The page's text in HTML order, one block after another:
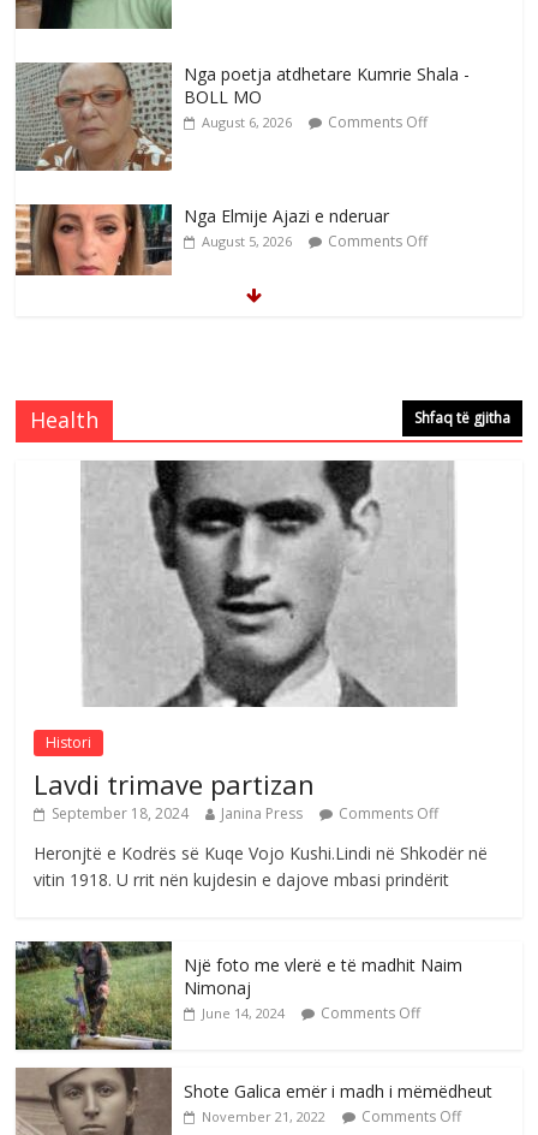
Nga poetja atdhetare Kumrie Shala -
BOLL MO
August 6, 2026 Comments Off
Nga Elmije Ajazi e nderuar
August 5, 2026 Comments Off
Comments Off
Çlirimtari Mentor Mushkolaj nderohet
me mirenjohje nga Xhevdet Qeriqi Dega
e invalidëve në Fushë Kosovë
August 4, 2026 Comments Off
Sulm , pse të dua ty
August 8, 2026 Comments Off
Health Shfaq të gjitha
Histori
Lavdi trimave partizan
September 18, 2024 Janina Press Comments Off
Heronjtë e Kodrës së Kuqe Vojo Kushi.Lindi në Shkodër në
vitin 1918. U rrit nën kujdesin e dajove mbasi prindërit
Një foto me vlerë e të madhit Naim
Nimonaj
June 14, 2024 Comments Off
Shote Galica emër i madh i mëmëdheut
November 21, 2022 Comments Off